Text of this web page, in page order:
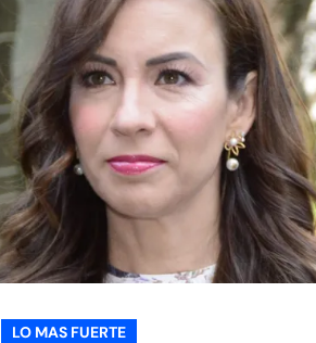
LO MAS FUERTE